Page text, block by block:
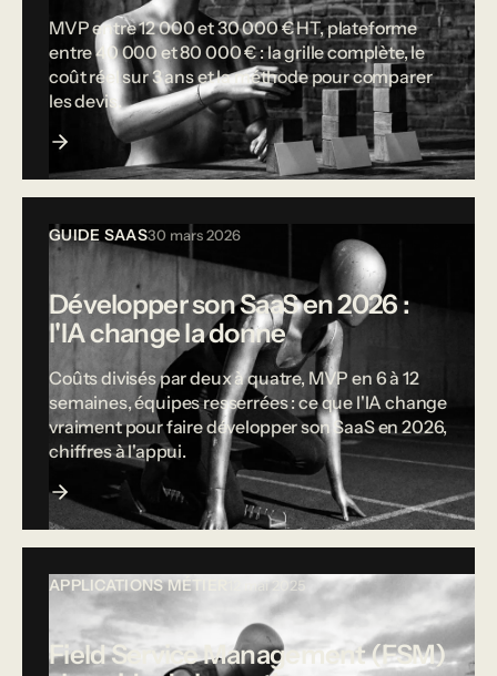
MVP entre 12 000 et 30 000 € HT, plateforme
entre 40 000 et 80 000 € : la grille complète, le
coût réel sur 3 ans et la méthode pour comparer
les devis.
GUIDE SAAS30 mars 2026
Développer son SaaS en 2026 :
l'IA change la donne
Coûts divisés par deux à quatre, MVP en 6 à 12
semaines, équipes resserrées : ce que l'IA change
vraiment pour faire développer son SaaS en 2026,
chiffres à l'appui.
APPLICATIONS MÉTIER 12 mai 2025
Field Service Management (FSM)